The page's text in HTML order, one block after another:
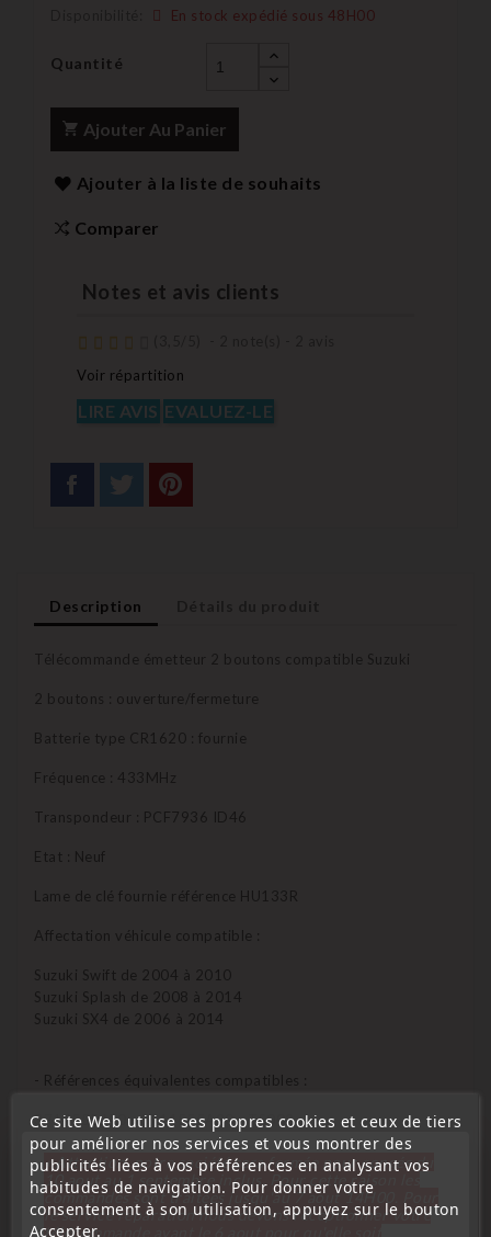
En stock expédié sous 48H00
Quantité
Ajouter Au Panier
Ajouter à la liste de souhaits
Comparer
Notes et avis clients
Voir répartition
LIRE AVIS EVALUEZ-LE
Description
Télécommande émetteur 2 boutons compatible Suzuki
2 boutons : ouverture/fermeture
Batterie type CR1620 : fournie
Fréquence : 433MHz
Transpondeur : PCF7936 ID46
Etat : Neuf
Lame de clé fournie référence HU133R
Affectation véhicule compatible :
Suzuki Swift de 2004 à 2010
Suzuki Splash de 2008 à 2014
Suzuki SX4 de 2006 à 2014
- Références équivalentes compatibles :
3714555JA0 - 3714555A20 - TS002
Qui peux programmer cet émetteur ?
Ce site Web utilise ses propres cookies et ceux de tiers
pour améliorer nos services et vous montrer des
publicités liées à vos préférences en analysant vos
habitudes de navigation. Pour donner votre
consentement à son utilisation, appuyez sur le bouton
Accepter.
« Attention, notre société sera fermée pour congés du
10 aout au 1 septembre inclus. Pour cette raison les
commandes sont traitées jusqu'au 7 aout 14H00. Pour
le service réparation nous devons réceptionner votre
télécommande avant le 6 aout pour qu'elle soit